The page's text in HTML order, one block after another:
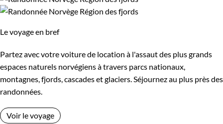
Le voyage en bref
Partez avec votre voiture de location à l'assaut des plus grands
espaces naturels norvégiens à travers parcs nationaux,
montagnes, fjords, cascades et glaciers. Séjournez au plus près des
randonnées.
Voir le voyage